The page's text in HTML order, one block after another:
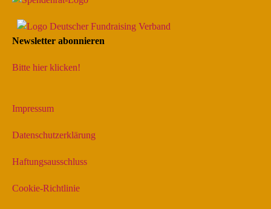
Newsletter abonnieren
Bitte hier klicken!
Impressum
Datenschutzerklärung
Haftungsausschluss
Cookie-Richtlinie